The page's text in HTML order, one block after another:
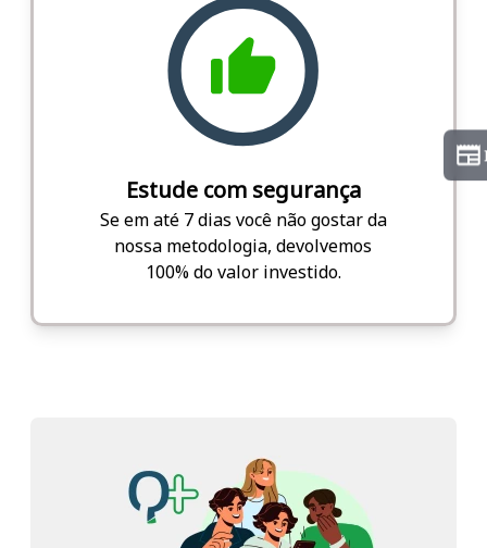
Estude com segurança
Se em até 7 dias você não gostar da
nossa metodologia, devolvemos
100% do valor investido.